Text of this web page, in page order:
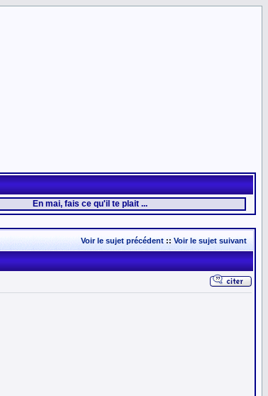
En mai, fais ce qu'il te plait ...
Voir le sujet précédent :: Voir le sujet suivant